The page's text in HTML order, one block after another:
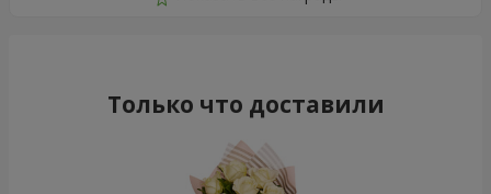
Только что доставили